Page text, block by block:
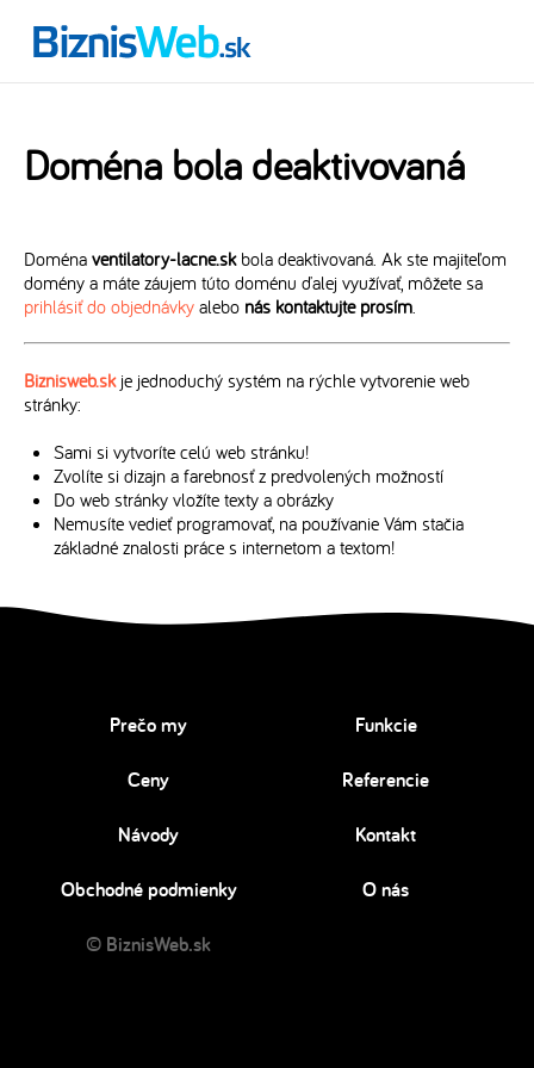
Doména bola deaktivovaná
Doména ventilatory-lacne.skbola deaktivovaná. Ak ste majiteľom
domény a máte záujem túto doménu ďalej využívať, môžete sa
prihlásiť do objednávky alebo nás kontaktujte prosím.
Biznisweb.skje jednoduchý systém na rýchle vytvorenie web
stránky:
Sami si vytvoríte celú web stránku!
Zvolíte si dizajn a farebnosť z predvolených možností
Do web stránky vložíte texty a obrázky
Nemusíte vedieť programovať, na používanie Vám stačia
základné znalosti práce s internetom a textom!
Prečo my Funkcie
Ceny Referencie
Návody Kontakt
Obchodné podmienky O nás
© BiznisWeb.sk